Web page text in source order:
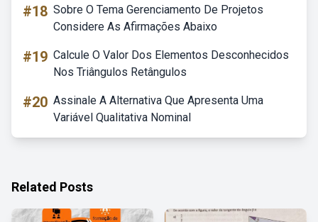
#18 Sobre O Tema Gerenciamento De Projetos
Considere As Afirmações Abaixo
#19 Calcule O Valor Dos Elementos Desconhecidos
Nos Triângulos Retângulos
#20 Assinale A Alternativa Que Apresenta Uma
Variável Qualitativa Nominal
Related Posts